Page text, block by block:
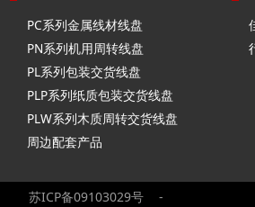
PC系列金属线材线盘
PN系列机用周转线盘
PL系列包装交货线盘
PLP系列纸质包装交货线盘
PLW系列木质周转交货线盘
周边配套产品
苏ICP备09103029号 -